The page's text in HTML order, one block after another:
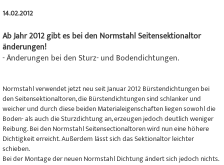
14.02.2012
Ab Jahr 2012 gibt es bei den Normstahl Seitensektionaltor
änderungen!
- Änderungen bei den Sturz- und Bodendichtungen.
Normstahl verwendet jetzt neu seit Januar 2012 Bürstendichtungen bei
den Seitensektionaltoren, die Bürstendichtungen sind schlanker und
weicher und durch diese beiden Materialeigenschaften liegen sowohl die
Boden- als auch die Sturzdichtung an, erzeugen jedoch deutlich weniger
Reibung. Bei den Normstahl Seitensectionaltoren wird nun eine höhere
Dichtigkeit erreicht. Außerdem lässt sich das Sektionaltor leichter
schieben.
Bei der Montage der neuen Normstahl Dichtung ändert sich jedoch nichts.